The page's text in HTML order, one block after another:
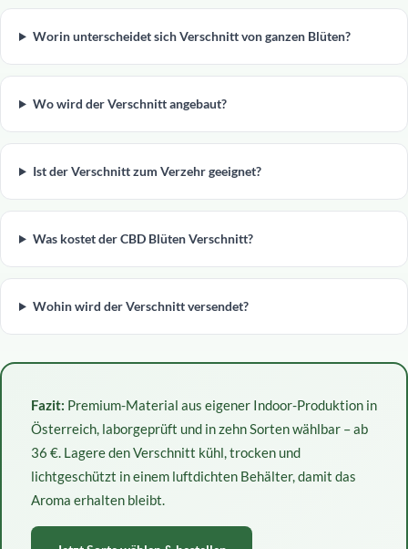
Worin unterscheidet sich Verschnitt von ganzen Blüten?
Wo wird der Verschnitt angebaut?
Ist der Verschnitt zum Verzehr geeignet?
Was kostet der CBD Blüten Verschnitt?
Wohin wird der Verschnitt versendet?
Fazit: Premium-Material aus eigener Indoor-Produktion in
Österreich, laborgeprüft und in zehn Sorten wählbar – ab
36 €. Lagere den Verschnitt kühl, trocken und
lichtgeschützt in einem luftdichten Behälter, damit das
Aroma erhalten bleibt.